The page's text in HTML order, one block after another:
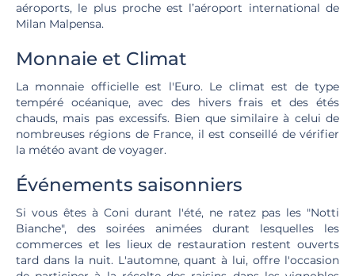
aéroports, le plus proche est l’aéroport international de
Milan Malpensa.
Monnaie et Climat
La monnaie officielle est l'Euro. Le climat est de type
tempéré océanique, avec des hivers frais et des étés
chauds, mais pas excessifs. Bien que similaire à celui de
nombreuses régions de France, il est conseillé de vérifier
la météo avant de voyager.
Événements saisonniers
Si vous êtes à Coni durant l'été, ne ratez pas les "Notti
Bianche", des soirées animées durant lesquelles les
commerces et les lieux de restauration restent ouverts
tard dans la nuit. L'automne, quant à lui, offre l'occasion